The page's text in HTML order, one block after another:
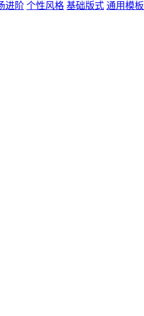
进阶 个性风格 基础版式 通用模板